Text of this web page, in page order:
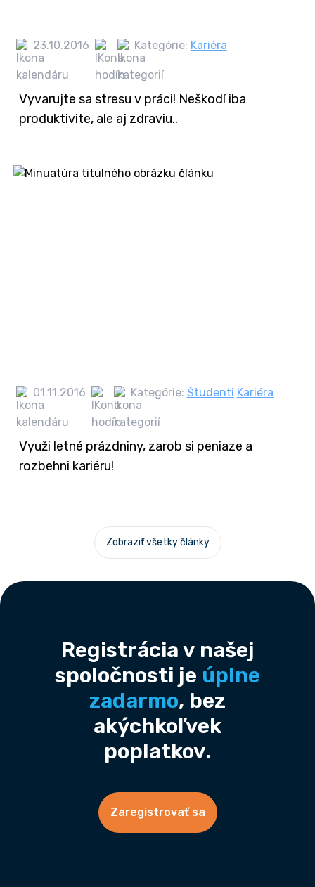
23.10.2016 Kategórie: Kariéra
Vyvarujte sa stresu v práci! Neškodí iba
produktivite, ale aj zdraviu..
01.11.2016 Kategórie: Študenti Kariéra
Využi letné prázdniny, zarob si peniaze a
rozbehni kariéru!
Zobraziť všetky články
Footer
Registrácia v našej
spoločnosti je úplne
zadarmo, bez
akýchkoľvek
poplatkov.
Zaregistrovať sa